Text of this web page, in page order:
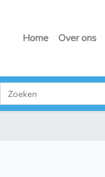
Home Over ons